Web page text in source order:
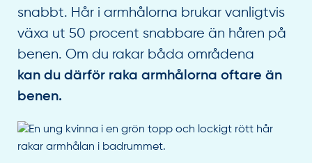
snabbt. Hår i armhålorna brukar vanligtvis
växa ut 50 procent snabbare än håren på
benen. Om du rakar båda områdena
kan du därför raka armhålorna oftare än
benen.